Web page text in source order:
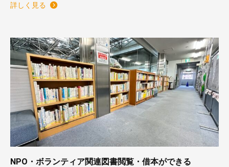
詳しく見る
NPO・ボランティア関連図書閲覧・借本ができる